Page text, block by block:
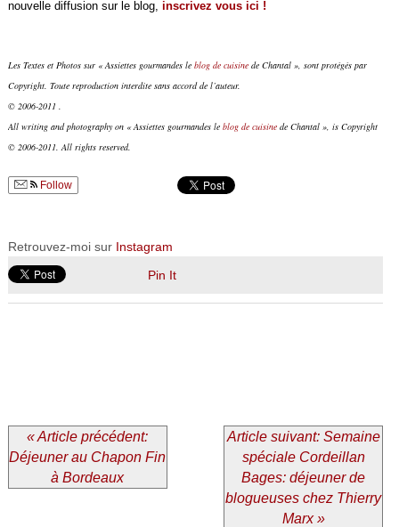
nouvelle diffusion sur le blog, inscrivez vous ici !
Les Textes et Photos sur « Assiettes gourmandes le blog de cuisinede Chantal », sont protégés par
Copyright. Toute reproduction interdite sans accord de l’auteur.
© 2006-2011 .
All writing and photography on « Assiettes gourmandes le blog de cuisinede Chantal », is Copyright
© 2006-2011. All rights reserved.
Follow
Retrouvez-moi sur Instagram
Pin It
« Article précédent:
Déjeuner au Chapon Fin
à Bordeaux
Article suivant: Semaine
spéciale Cordeillan
Bages: déjeuner de
blogueuses chez Thierry
Marx »